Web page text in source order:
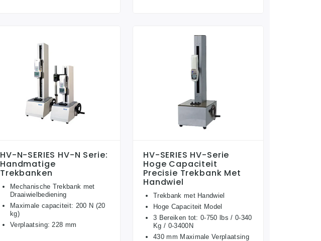
HV-N-SERIES HV-N Serie:
Handmatige
Trekbanken
Mechanische Trekbank met
Draaiwielbediening
Maximale capaciteit: 200 N (20
kg)
Verplaatsing: 228 mm
HV-SERIES HV-Serie
Hoge Capaciteit
Precisie Trekbank Met
Handwiel
Trekbank met Handwiel
Hoge Capaciteit Model
3 Bereiken tot: 0-750 lbs / 0-340
Kg / 0-3400N
430 mm Maximale Verplaatsing